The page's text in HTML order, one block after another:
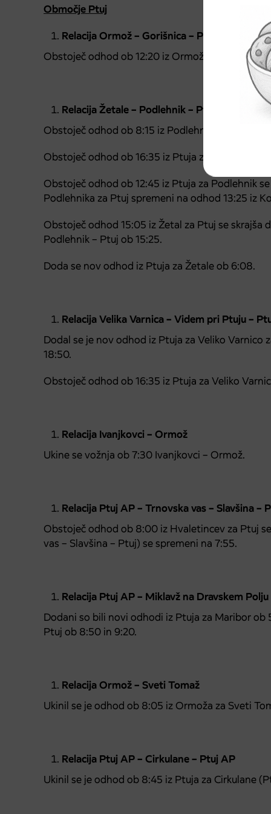
Območje Ptuj
Relacija Ormož – Gorišnica – Ptuj AP
Obstoječ odhod ob 12:20 iz Ormoža za Ptuj se
Relacija Žetale – Podlehnik – Ptuj AP
Obstoječ odhod ob 8:15 iz Podlehnika za Ptuj se
Obstoječ odhod ob 16:35 iz Ptuja za Žetale se
Obstoječ odhod ob 12:45 iz Ptuja za Podlehnik
Podlehnika za Ptuj spremeni na odhod 13:25 iz
Obstoječ odhod 15:05 iz Žetal za Ptuj se
Podlehnik – Ptuj ob 15:25.
Doda se nov odhod iz Ptuja za Žetale ob 6:08.
Relacija Velika Varnica – Videm pri Ptuju –
Dodal se je nov odhod iz Ptuja za Veliko
18:50.
Obstoječ odhod ob 16:35 iz Ptuja za Veliko
Relacija Ivanjkovci – Ormož
Ukine se vožnja ob 7:30 Ivanjkovci – Ormož.
Relacija Ptuj AP – Trnovska vas – Slavšina –
Obstoječ odhod ob 8:00 iz Hvaletincev za Ptuj
vas – Slavšina – Ptuj) se spremeni na 7:55.
Relacija Ptuj AP – Miklavž na Dravskem
Dodani so bili novi odhodi iz Ptuja za Maribor
Ptuj ob 8:50 in 9:20.
Relacija Ormož – Sveti Tomaž
Ukinil se je odhod ob 8:05 iz Ormoža za Sveti
Relacija Ptuj AP – Cirkulane – Ptuj AP
Ukinil se je odhod ob 8:45 iz Ptuja za Cirkulane